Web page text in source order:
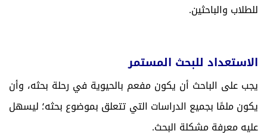
للطلاب والباحثين.
الاستعداد للبحث المستمر
يجب على الباحث أن يكون مفعم بالحيوية في رحلة بحثه، وأن
يكون ملمًا بجميع الدراسات التي تتعلق بموضوع بحثه؛ ليسهل
عليه معرفة مشكلة البحث.